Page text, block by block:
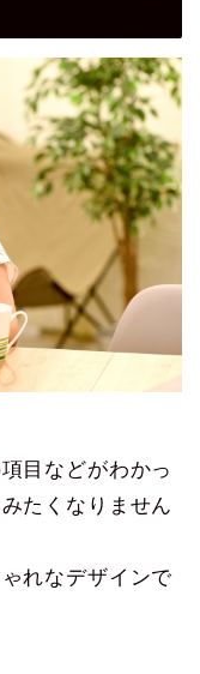
目などがわかっ
たくなりません
れなデザインで